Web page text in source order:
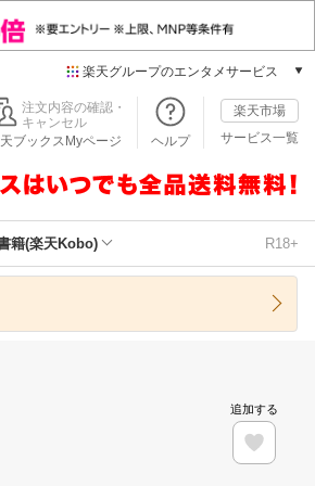
楽天グループのエンタメサービス
本/ゲーム/CD/DVD
楽天ブックス
楽天Kobo
楽天ミュージック
楽天TV
注文内容の確認・
キャンセル
ブックスMyページ
ヘルプ
楽天市場
サービス一覧
籍(楽天Kobo) R18+
追加する